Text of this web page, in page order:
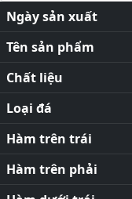
Ngày sản xuất
Tên sản phẩm
Chất liệu
Loại đá
Hàm trên trái
Hàm trên phải